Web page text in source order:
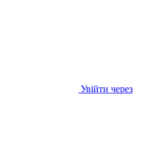
Увійти через